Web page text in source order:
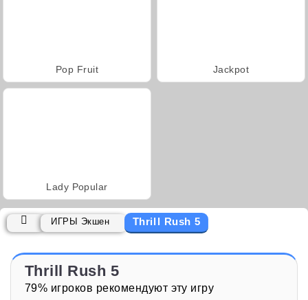
Pop Fruit Jackpot
Lady Popular
ИГРЫ Экшен Thrill Rush 5
Thrill Rush 5
79% игроков рекомендуют эту игру